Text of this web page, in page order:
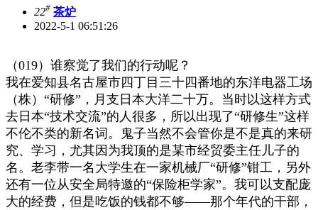
22# 茶炉
2022-5-1 06:51:26
（019）谁察觉了我们的行动呢？
我在爱知县名古屋市四丁目三十四番地的东洋电器工场
（株） “研修” ，月支日本大洋二十万。当时以这样方式
去日本“技术交流”的人很多，所以出现了“研修生”这样
不伦不类的新名词。鬼子当然不会管你是不是真的来研
究、学习，尤其因为我顶的是某市经贸委主任儿子的
名。老李带一名大学生在一家机械厂“研修”钳工，另外
还有一位从安全局特邀的“保险柜学家”。我可以支配庞
大的经费，但是吃饭的钱都不够——那个年代的干部，